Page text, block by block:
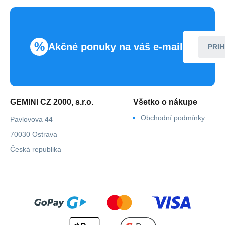
% Akčné ponuky na váš e-mail
GEMINI CZ 2000, s.r.o.
Pavlovova 44
70030 Ostrava
Česká republika
Všetko o nákupe
Obchodní podmínky